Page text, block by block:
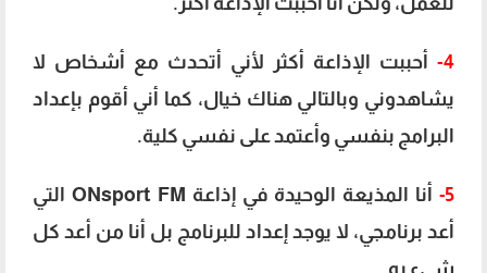
4-
أحببت الإذاعة أكثر لأني أتحدث مع أشخاص لا
يشاهدوني وبالتالي هناك خيال، كما أني أقوم بإعداد
البرامج بنفسي وأعتمد على نفسي كلية.
5-
أنا المذيعة الوحيدة في إذاعة ONsport FM التي
أعد برنامجي، لا يوجد إعداد للبرنامج بل أنا من أعد كل
شيء به.